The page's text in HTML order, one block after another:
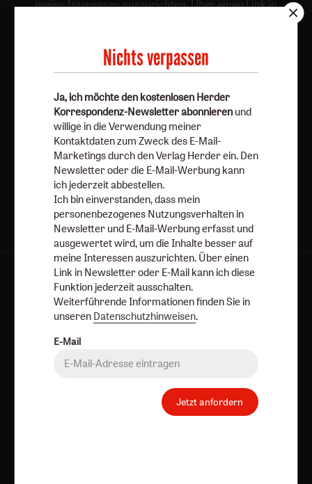
meine Interessen auszurichten. Über einen Link in
Newsletter oder E-Mail kann ich diese Funktion jederzeit
Weiterführende Informationen finden Sie in unseren
Datenschutzhinweisen.
Jetzt anmelden
AGB und Widerrufsbelehrung
Datenschutz
Barrierefreiheit
Impressum
Vertrag widerrufen
Nichts verpassen
Ja, ich möchte den kostenlosen Herder
Korrespondenz-Newsletter abonnieren und
willige in die Verwendung meiner
Kontaktdaten zum Zweck des E-Mail-
Marketings durch den Verlag Herder ein. Den
Newsletter oder die E-Mail-Werbung kann
ich jederzeit abbestellen.
Ich bin einverstanden, dass mein
personenbezogenes Nutzungsverhalten in
Newsletter und E-Mail-Werbung erfasst und
ausgewertet wird, um die Inhalte besser auf
meine Interessen auszurichten. Über einen
Link in Newsletter oder E-Mail kann ich diese
Funktion jederzeit ausschalten.
Weiterführende Informationen finden Sie in
unseren Datenschutzhinweisen.
E-Mail
Jetzt anfordern